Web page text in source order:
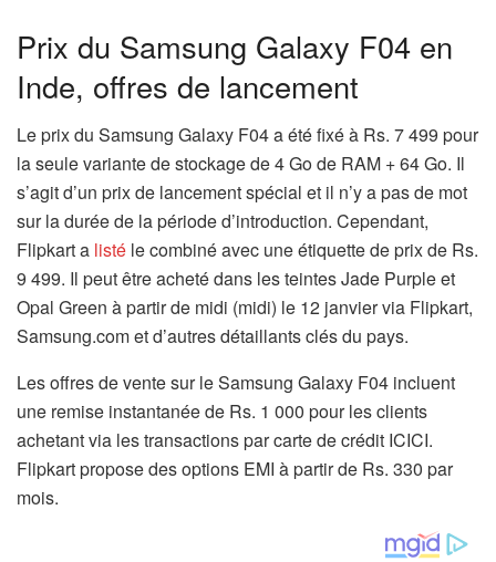
Prix ​​​​du Samsung Galaxy F04 en
Inde, offres de lancement
Le prix du Samsung Galaxy F04 a été fixé à Rs. 7 499 pour
la seule variante de stockage de 4 Go de RAM + 64 Go. Il
s’agit d’un prix de lancement spécial et il n’y a pas de mot
sur la durée de la période d’introduction. Cependant,
Flipkart a listé le combiné avec une étiquette de prix de Rs.
9 499. Il peut être acheté dans les teintes Jade Purple et
Opal Green à partir de midi (midi) le 12 janvier via Flipkart,
Samsung.com et d’autres détaillants clés du pays.
Les offres de vente sur le Samsung Galaxy F04 incluent
une remise instantanée de Rs. 1 000 pour les clients
achetant via les transactions par carte de crédit ICICI.
Flipkart propose des options EMI à partir de Rs. 330 par
mois.